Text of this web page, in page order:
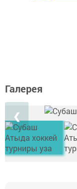
Галерея
❮